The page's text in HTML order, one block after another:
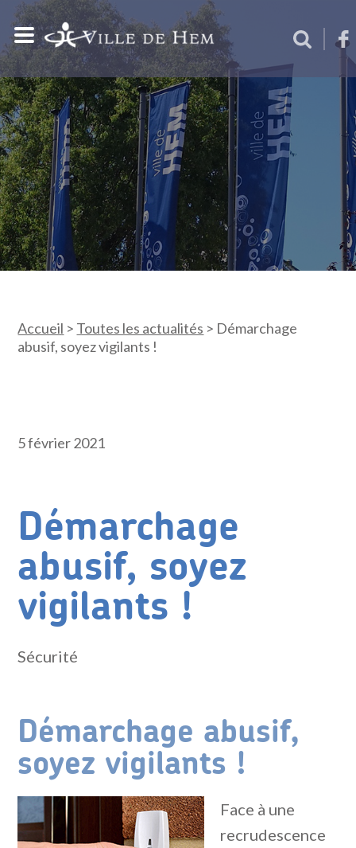
Accueil > Toutes les actualités > Démarchage
abusif, soyez vigilants !
5 février 2021
Démarchage
abusif, soyez
vigilants !
Sécurité
Démarchage abusif,
soyez vigilants !
Face à une
recrudescence